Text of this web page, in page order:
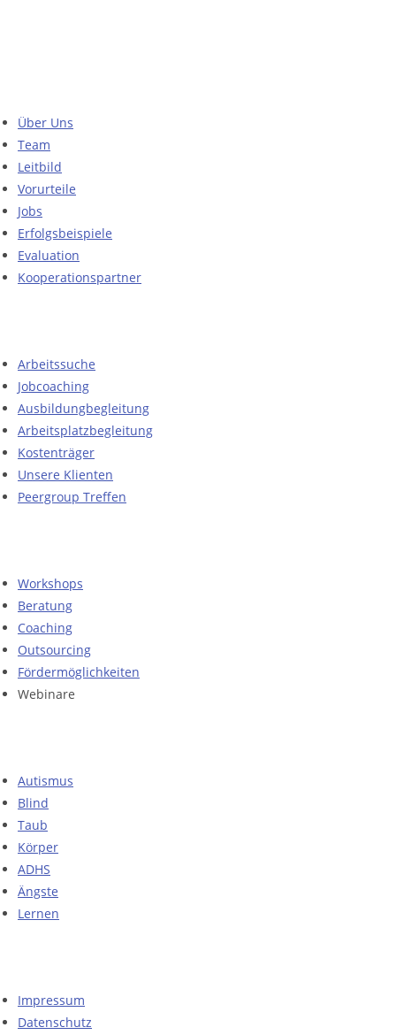
Über Uns
Team
Leitbild
Vorurteile
Jobs
Erfolgsbeispiele
Evaluation
Kooperationspartner
Arbeitssuche
Jobcoaching
Ausbildungbegleitung
Arbeitsplatzbegleitung
Kostenträger
Unsere Klienten
Peergroup Treffen
Workshops
Beratung
Coaching
Outsourcing
Fördermöglichkeiten
Webinare
Autismus
Blind
Taub
Körper
ADHS
Ängste
Lernen
Impressum
Datenschutz